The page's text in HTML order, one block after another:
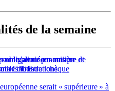
de la semaine
n’avoir pas mis en
les inondations
le plan économique et
ministre tchèque
obligations en matière de
la CJUE
serait « supérieure » à